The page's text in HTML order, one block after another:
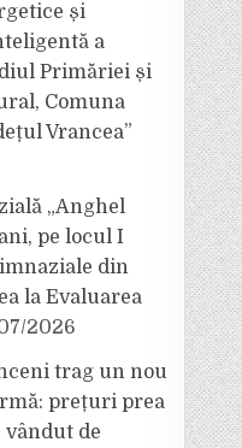
și
a
Primăriei și
Comuna
Vrancea”
„Anghel
pe locul I
din
la Evaluarea
2026
trag un nou
prețuri prea
de